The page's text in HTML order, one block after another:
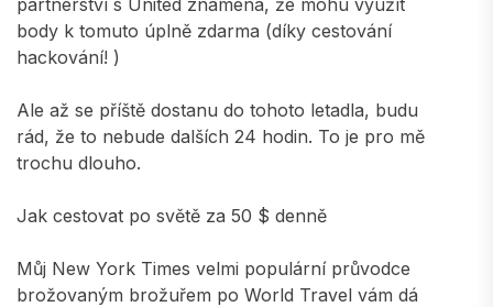
partnerství s United znamená, že mohu využít
body k tomuto úplně zdarma (díky cestování
hackování! )
Ale až se příště dostanu do tohoto letadla, budu
rád, že to nebude dalších 24 hodin. To je pro mě
trochu dlouho.
Jak cestovat po světě za 50 $ denně
Můj New York Times velmi populární průvodce
brožovaným brožuřem po World Travel vám dá